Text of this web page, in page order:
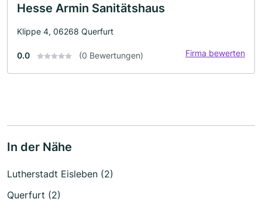
Hesse Armin Sanitätshaus
Klippe 4, 06268 Querfurt
0.0 (0 Bewertungen) Firma bewerten
In der Nähe
Lutherstadt Eisleben (2)
Querfurt (2)